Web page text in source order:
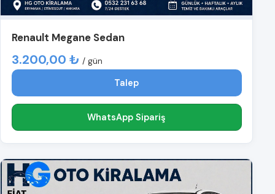
Renault Megane Sedan
3.200,00 ₺ / gün
Talep
WhatsApp Sipariş